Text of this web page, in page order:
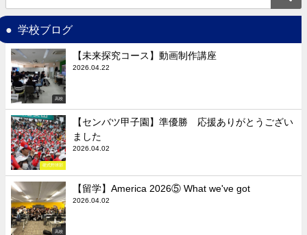
学校ブログ
高校
【未来探究コース】動画制作講座
2026.04.22
硬式野球部
【センバツ甲子園】準優勝 応援ありがとうござい
ました
2026.04.02
高校
【留学】America 2026⑤ What we've got
2026.04.02